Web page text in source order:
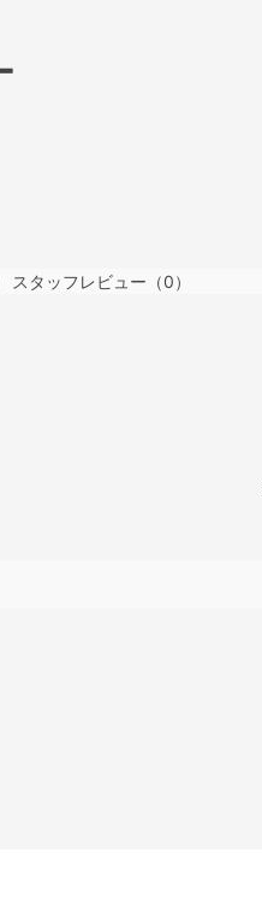
スタッフレビュー （0）